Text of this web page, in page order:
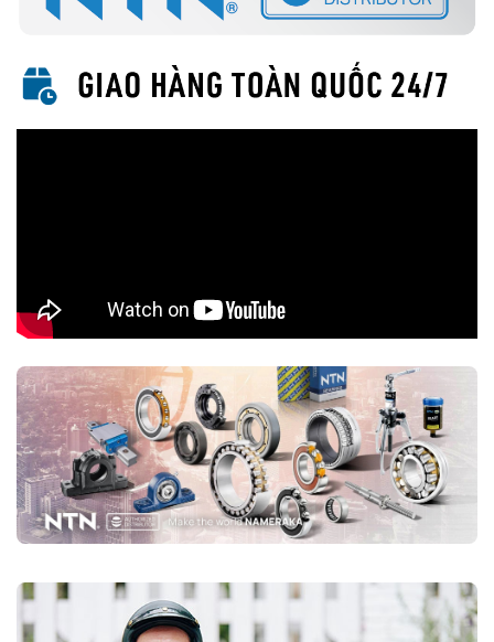
nước, bụi bẩn, phù hợp cho môi trường khắc nghiệt.
Với thiết kế linh hoạt và hiệu suất cao, vòng bi cầu rãnh sâu NTN
được sử dụng rộng rãi trong nhiều ngành công nghiệp, bao gồm:
Xác định kích thước: Đo đường kính trong (d), đường kính
ngoài (D), độ dày (B) để chọn đúng loại.
dầu (LL) hay loại mở tùy theo điều kiện làm việc.
Chọn thương hiệu NTN chính hãng: Tránh hàng giả bằng cách
mua từĐại lý uỷ quyền NTN
7. Kết Luận
Vòng bi cầu rãnh sâu NTN là một trong những loại vòng bi đáng tin
cậy nhất trên thị trường, nhờ vào độ bền cao, vận hành êm ái và khả
8. Mua vòng bi bạc đạn NTN chính hãng ở đâu?